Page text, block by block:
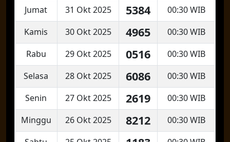
Jumat
31 Okt 2025 5384
00:30 WIB
Kamis
30 Okt 2025 4965
00:30 WIB
Rabu
29 Okt 2025 0516
00:30 WIB
Selasa
28 Okt 2025 6086
00:30 WIB
Senin
27 Okt 2025 2619
00:30 WIB
Minggu
26 Okt 2025 8212
00:30 WIB